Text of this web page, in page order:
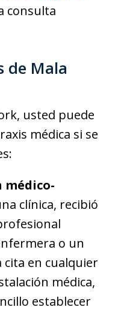
consulta
de Mala
usted puede
médica si se
médico-
clínica, recibió
o un
en cualquier
médica,
establecer